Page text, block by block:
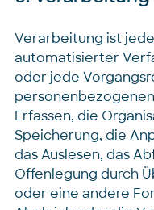
Verarbeitung ist
automatisierter
oder jede
Erfassen, die
Speicherung, die
das Auslesen, das
Offenlegung durch
oder eine andere